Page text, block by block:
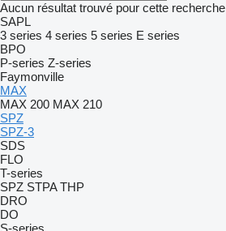
Aucun résultat trouvé pour cette recherche
SAPL
3 series 4 series 5 series E series
BPO
P-series Z-series
Faymonville
MAX
MAX 200 MAX 210
SPZ
SPZ-3
SDS
FLO
T-series
SPZ STPA THP
DRO
DO
S-series